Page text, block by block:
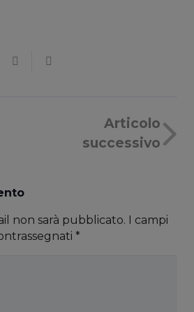
Articolo
successivo
non sarà pubblicato. I campi
*